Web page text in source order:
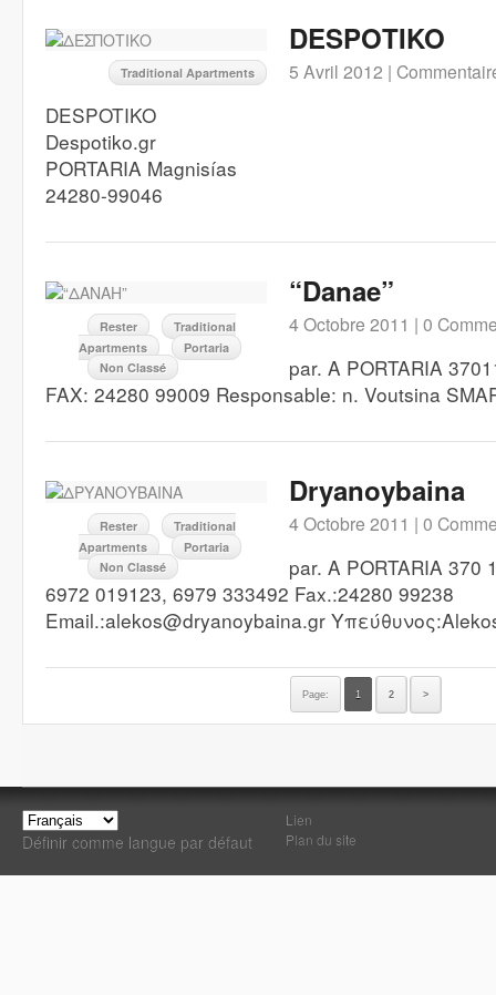
Traditional Apartments
DESPOTIKO
5 Avril 2012 |
DESPOTIKO
Despotiko.gr
PORTARIA Magnisías
24280-99046
Rester
Traditional
Apartments
Portaria
Non Classé
“Danae”
4 Octobre 2011 | 0
par. A PORTARIA
FAX: 24280 99009 Responsable: n. Voutsina
Rester
Traditional
Apartments
Portaria
Non Classé
Dryanoybaina
4 Octobre 2011 | 0
par. A PORTARIA 370
6972 019123, 6979 333492 Fax.:24280 99238
Email.:alekos@dryanoybaina.gr
Page: 1 2 >
Définir comme langue par défaut
Lien
Plan du site